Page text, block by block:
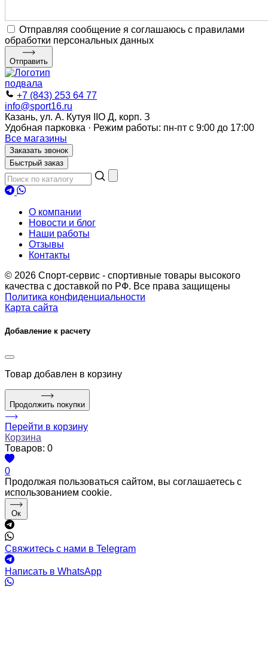
Отправляя сообщение я соглашаюсь с правилами
обработки персональных данных
Отправить
+7 (843) 253 64 77
info@sport16.ru
Казань, ул. А. Кутуя IIO Д, корп. З
Удобная парковка · Режим работы: пн-пт с 9:00 до 17:00
Все магазины
Заказать звонок
Быстрый заказ
О компании
Новости и блог
Наши работы
Отзывы
Контакты
© 2026 Спорт-сервис - спортивные товары высокого
качества с доставкой по РФ. Все права защищены
Политика конфиденциальности
Карта сайта
Добавление к расчету
Товар добавлен в корзину
Продолжить покупки
Перейти в корзину
Корзина
Товаров: 0
0
Продолжая пользоваться сайтом, вы соглашаетесь с
использованием cookie.
Ок
Свяжитесь с нами в Telegram
Написать в WhatsApp